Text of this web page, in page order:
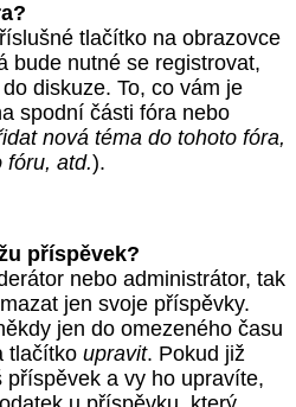
tlačítko na obrazovce
bude nutné se registrovat,
diskuze. To, co vám je
spodní části fóra nebo
nová téma do tohoto fóra,
fóru, atd.).
příspěvek?
nebo administrátor, tak
jen svoje příspěvky.
jen do omezeného času
tlačítko upravit. Pokud již
příspěvek a vy ho upravíte,